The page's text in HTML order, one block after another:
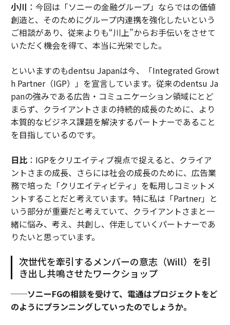
小川 ：今回は「ソニーの金融グループ」ならではの価値
創造と、そのためにグループ内連携を強化したいという
ご相談があり、従来よりも“川上”からお手伝いをさせて
いただく機会を得て、本当に光栄でした。
といいますのもdentsu Japanは今、「Integrated Growt
h Partner（IGP）」を宣言しています。従来のdentsu Ja
panの強みである広告・コミュニケーション領域にとど
まらず、クライアントさまの持続的成長のために、より
本質的なビジネス課題を解決するパートナーであること
を目指しているのです。
日比：IGPをクリエイティブ視点で捉えると、クライア
ントさまの成長、さらには社会の成長のために、広告業
務で培った「クリエイティビティ」を転用しコミットメ
ントすることだと考えています。特に私は「Partner」と
いう部分が重要だと考えていて、クライアントさまと一
緒に悩み、考え、共創し、伴走していくパートナーであ
りたいと思っています。
次世代を牽引するメンバーの意志（Will）を引
き出し共鳴させたワークショップ
──ソニーFGの相談を受けて、電通はプロジェクトをど
のようにプランニングしていったのでしょうか。